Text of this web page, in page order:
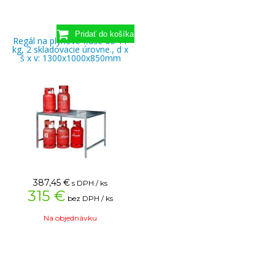
Regál na plynové fľaše do 11
kg, 2 skladovacie úrovne., d x
š x v: 1300x1000x850mm
387,45 € s DPH / ks
315 € bez DPH / ks
Na objednávku